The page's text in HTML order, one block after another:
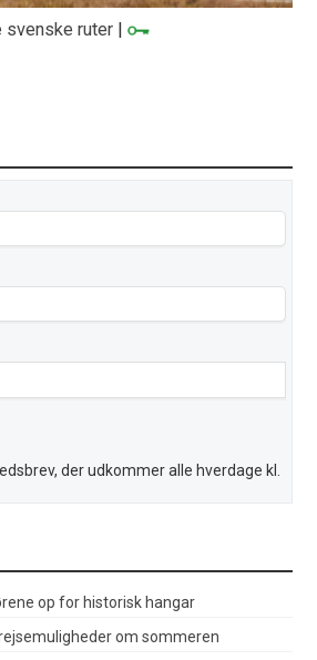
svenske ruter |
der udkommer alle hverdage kl.
op for historisk hangar
om sommeren